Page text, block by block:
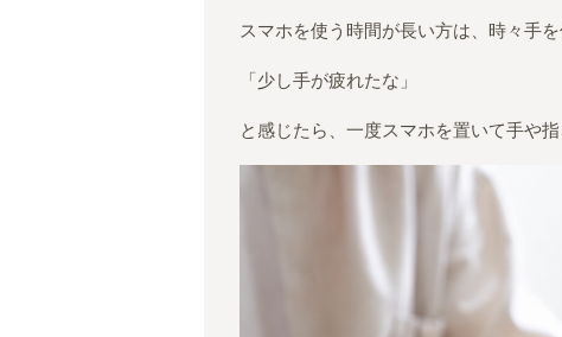
スマホを使う時間が長い方は、時々手
「少し手が疲れたな」
と感じたら、一度スマホを置いて手や指